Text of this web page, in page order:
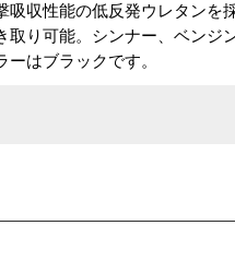
収性能の低反発ウレタンを
り可能。シンナー、ベンジ
はブラックです。